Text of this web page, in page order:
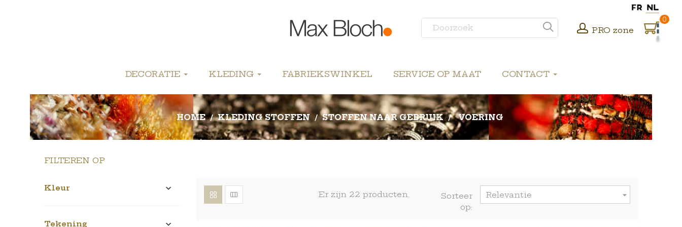
PRO zone
0
DECORATIE KLEDING FABRIEKSWINKEL SERVICE OP MAAT CONTACT
HOME KLEDING STOFFEN STOFFEN NAAR GEBRUIK VOERING
FILTEREN OP
Kleur 
Tekening 
Er zijn 22 producten.
Sorteer
op:
Relevantie 